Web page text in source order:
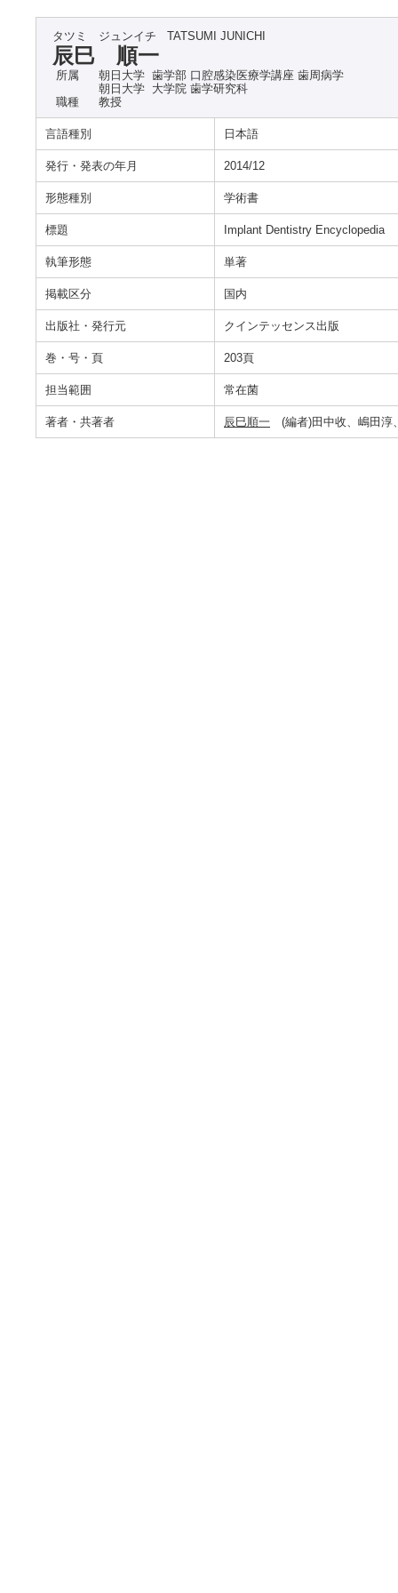
タツミ ジュンイチ TATSUMI JUNICHI
辰巳 順一
所属
朝日大学 歯学部 口腔感染医療学講座 歯周病学
朝日大学 大学院 歯学研究科
職種
教授
言語種別 日本語
発行・発表の年月 2014/12
形態種別 学術書
標題 Implant Dentistry Encyclopedia
執筆形態 単著
掲載区分 国内
出版社・発行元 クインテッセンス出版
巻・号・頁 203頁
担当範囲 常在菌
著者・共著者 辰巳順一 (編者)田中收、嶋田淳